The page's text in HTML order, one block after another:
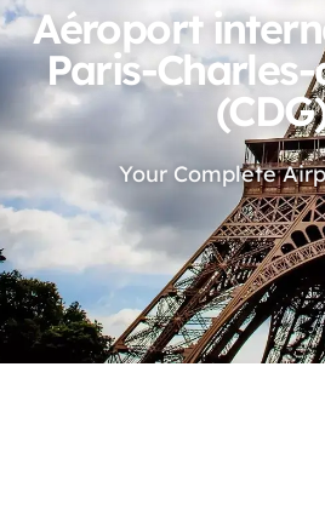
Aéroport
Paris-
Your Complete